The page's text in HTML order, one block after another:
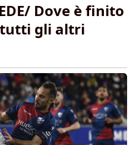
Dove è finito
tutti gli altri